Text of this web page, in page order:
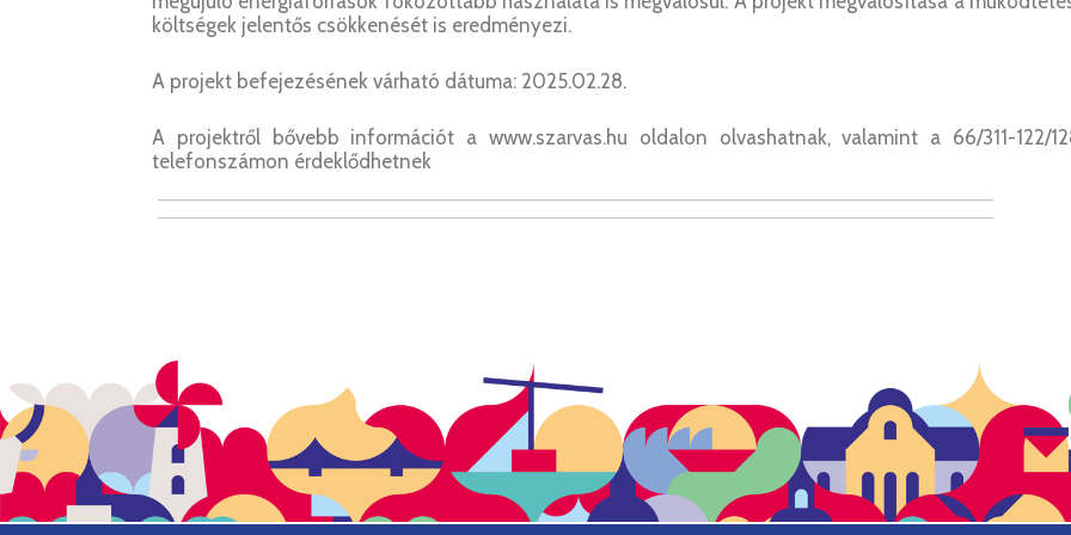
költségek jelentős csökkenését is eredményezi.
A projekt befejezésének várható dátuma: 2025.02.28.
A projektről bővebb információt a www.szarvas.hu oldalon olvashatnak, valamint a 66/311-122/
telefonszámon érdeklődhetnek